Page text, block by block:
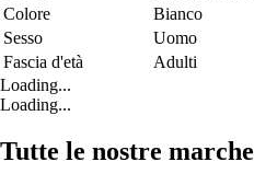
Colore
Bianco
Sesso
Uomo
Fascia d'età
Adulti
Loading...
Loading...
Tutte le nostre marche